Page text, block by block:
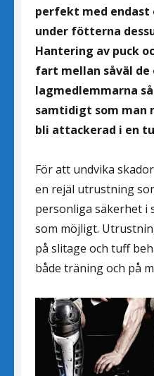
perfekt med endast
under fötterna
Hantering av puck
fart mellan såväl de
lagmedlemmarna
samtidigt som man
bli attackerad i en
För att undvika
en rejäl utrustning
personliga säkerhet i
som möjligt.
på slitage och tuff
både träning och på